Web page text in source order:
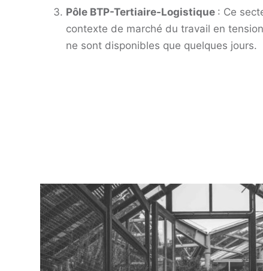
Pôle BTP-Tertiaire-Logistique : Ce
contexte de marché du travail en
ne sont disponibles que quelques jours.